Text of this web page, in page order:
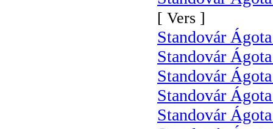
[ Vers ]
Standovár
Standovár
Standovár
Standovár
Standovár